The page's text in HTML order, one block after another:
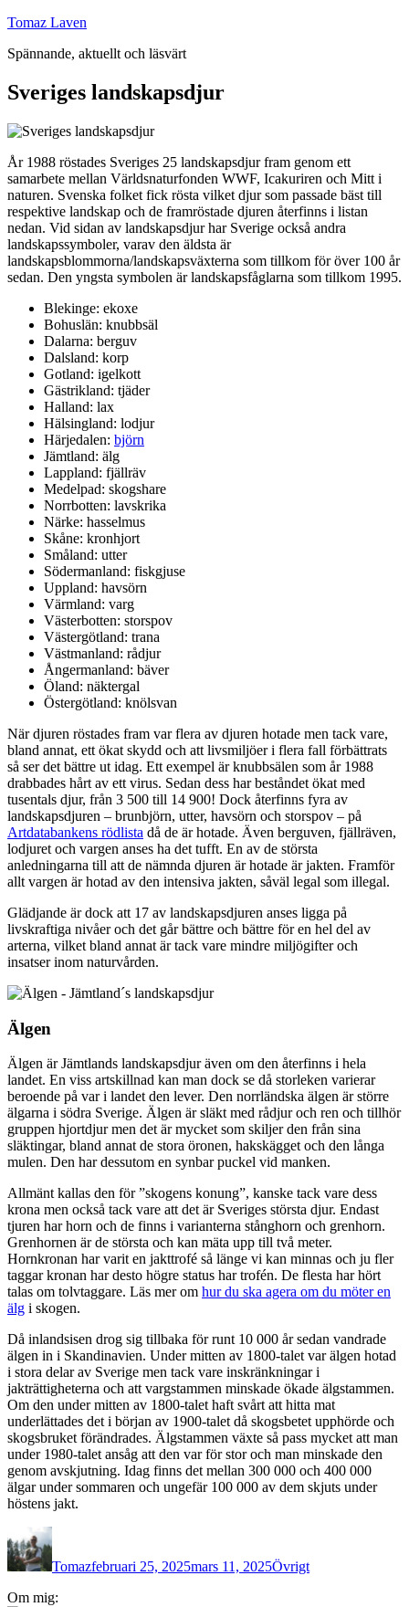
Hoppa
innehåll
Tomaz Laven
Spännande, aktuellt och läsvärt
Sveriges landskapsdjur
År 1988 röstades Sveriges 25 landskapsdjur fram genom ett
samarbete mellan Världsnaturfonden WWF, Icakuriren och Mitt i
naturen. Svenska folket fick rösta vilket djur som passade bäst till
respektive landskap och de framröstade djuren återfinns i listan
nedan. Vid sidan av landskapsdjur har Sverige också andra
landskapssymboler, varav den äldsta är
landskapsblommorna/landskapsväxterna som tillkom för över 100 år
sedan. Den yngsta symbolen är landskapsfåglarna som tillkom 1995.
Blekinge: ekoxe
Bohuslän: knubbsäl
Dalarna: berguv
Dalsland: korp
Gotland: igelkott
Gästrikland: tjäder
Halland: lax
Hälsingland: lodjur
Härjedalen: björn
Jämtland: älg
Lappland: fjällräv
Medelpad: skogshare
Norrbotten: lavskrika
Närke: hasselmus
Skåne: kronhjort
Småland: utter
Södermanland: fiskgjuse
Uppland: havsörn
Värmland: varg
Västerbotten: storspov
Västergötland: trana
Västmanland: rådjur
Ångermanland: bäver
Öland: näktergal
Östergötland: knölsvan
När djuren röstades fram var flera av djuren hotade men tack vare,
bland annat, ett ökat skydd och att livsmiljöer i flera fall förbättrats
så ser det bättre ut idag. Ett exempel är knubbsälen som år 1988
drabbades hårt av ett virus. Sedan dess har beståndet ökat med
tusentals djur, från 3 500 till 14 900! Dock återfinns fyra av
landskapsdjuren – brunbjörn, utter, havsörn och storspov – på
Artdatabankens rödlista då de är hotade. Även berguven, fjällräven,
lodjuret och vargen anses ha det tufft. En av de största
anledningarna till att de nämnda djuren är hotade är jakten. Framför
allt vargen är hotad av den intensiva jakten, såväl legal som illegal.
Glädjande är dock att 17 av landskapsdjuren anses ligga på
livskraftiga nivåer och det går bättre och bättre för en hel del av
arterna, vilket bland annat är tack vare mindre miljögifter och
insatser inom naturvården.
Älgen
Älgen är Jämtlands landskapsdjur även om den återfinns i hela
landet. En viss artskillnad kan man dock se då storleken varierar
beroende på var i landet den lever. Den norrländska älgen är större
älgarna i södra Sverige. Älgen är släkt med rådjur och ren och tillhör
gruppen hjortdjur men det är mycket som skiljer den från sina
släktingar, bland annat de stora öronen, hakskägget och den långa
mulen. Den har dessutom en synbar puckel vid manken.
Allmänt kallas den för ”skogens konung”, kanske tack vare dess
krona men också tack vare att det är Sveriges största djur. Endast
tjuren har horn och de finns i varianterna stånghorn och grenhorn.
Grenhornen är de största och kan mäta upp till två meter.
Hornkronan har varit en jakttrofé så länge vi kan minnas och ju fler
taggar kronan har desto högre status har trofén. De flesta har hört
talas om tolvtaggare. Läs mer om hur du ska agera om du möter en
älg i skogen.
Då inlandsisen drog sig tillbaka för runt 10 000 år sedan vandrade
älgen in i Skandinavien. Under mitten av 1800-talet var älgen hotad
i stora delar av Sverige men tack vare inskränkningar i
jakträttigheterna och att vargstammen minskade ökade älgstammen.
Om den under mitten av 1800-talet haft svårt att hitta mat
underlättades det i början av 1900-talet då skogsbetet upphörde och
skogsbruket förändrades. Älgstammen växte så pass mycket att man
under 1980-talet ansåg att den var för stor och man minskade den
genom avskjutning. Idag finns det mellan 300 000 och 400 000
älgar under sommaren och ungefär 100 000 av dem skjuts under
höstens jakt.
Författare
Tomazfebruari 25, 2025mars 11, 2025Övrigt
Inläggsnavigering
Om mig: